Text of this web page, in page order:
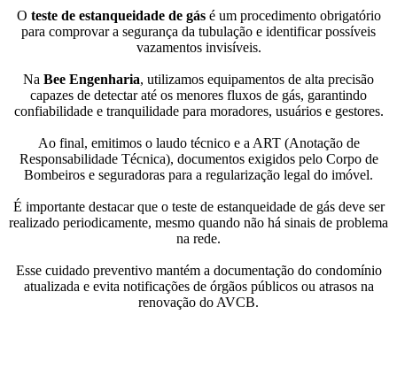
O teste de estanqueidade de gásé um procedimento obrigatório
para comprovar a segurança da tubulação e identificar possíveis
vazamentos invisíveis.
Na Bee Engenharia, utilizamos equipamentos de alta precisão
capazes de detectar até os menores fluxos de gás, garantindo
confiabilidade e tranquilidade para moradores, usuários e gestores.
Ao final, emitimos o laudo técnico e a ART (Anotação de
Responsabilidade Técnica), documentos exigidos pelo Corpo de
Bombeiros e seguradoras para a regularização legal do imóvel.
É importante destacar que o teste de estanqueidade de gás deve ser
realizado periodicamente, mesmo quando não há sinais de problema
na rede.
Esse cuidado preventivo mantém a documentação do condomínio
atualizada e evita notificações de órgãos públicos ou atrasos na
renovação do AVCB.